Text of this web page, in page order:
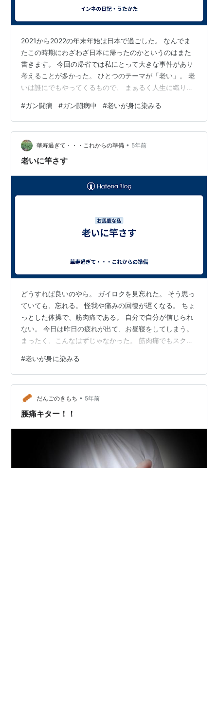
2021から2022の年末年始は日本で過ごした。 なんでま
たこの時期にわざわざ日本に帰ったのかというのはまた
書きます。 今回の帰省では私にとって大きな事件があり
考えることが多かった。 ひとつのテーマが「老い」。 老
いは誰にでもやってくるもので、 まぁるく人生に織り込
れとは別で 私は大病を乗り越えたというポジティブな暫
定的結果があるにしろ 病気のせいで 心身ともに とても
老いた。 老いたという話を同年代の友達とすると 「年だ
もん、私もそうだよ」という話になる。 最近の症状とし
て病院で報告すると 「あなたは回復しているのだからネ
#ガン闘病 #ガン闘病中 #老いが身に染みる
華寿過ぎて・・・これからの準備 • 5年前
老いに竿さす
どうすれば良いのやら。 ガイロクを見忘れた。 そう思っ
ていても、忘れる。 怪我や痛みの回復が遅くなる。 ちょ
っとした体操で、筋肉痛である。 自分で自分が信じられ
ない。 今日は昨日の疲れが出て、お昼寝をしてしまう。
まったく、こんなはずじゃなかった。 筋肉痛でもスクワ
ただきありがとうございました。
#老いが身に染みる
だんごのきもち • 5年前
腰痛キター！！